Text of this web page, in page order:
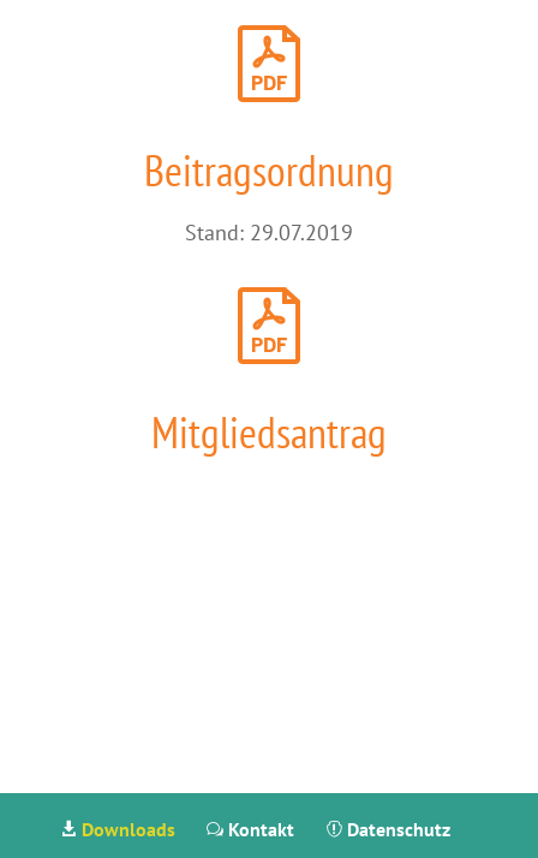
Beitragsordnung
Stand: 29.07.2019
Mitgliedsantrag
 Downloads w Kontakt  Datenschutz